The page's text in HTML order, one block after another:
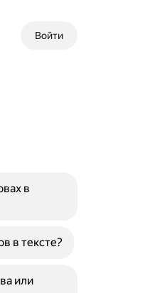
Войти
в
в тексте?
или